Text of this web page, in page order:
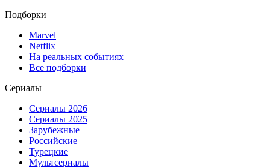
Подборки
Marvel
Netflix
На реальных событиях
Все подборки
Сериалы
Сериалы 2026
Сериалы 2025
Зарубежные
Российские
Турецкие
Мультсериалы